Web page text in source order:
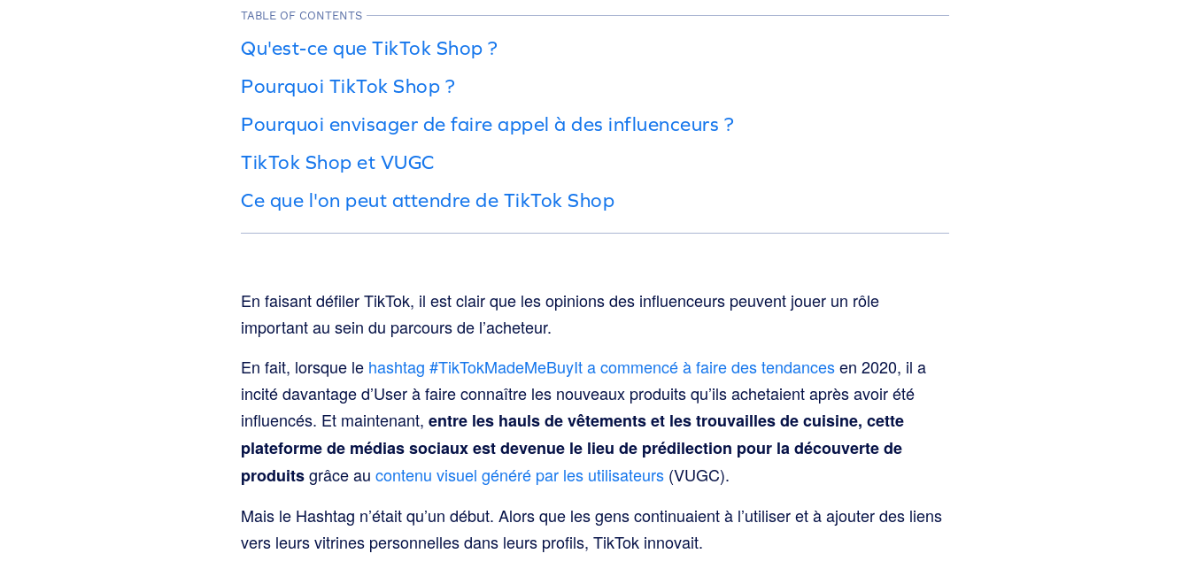
TABLE OF CONTENTS
Qu'est-ce que TikTok Shop ?
Pourquoi TikTok Shop ?
Pourquoi envisager de faire appel à des influenceurs ?
TikTok Shop et VUGC
Ce que l'on peut attendre de TikTok Shop
En faisant défiler TikTok, il est clair que les opinions des influenceurs peuvent jouer un rôle
important au sein du parcours de l’acheteur.
En fait, lorsque le hashtag #TikTokMadeMeBuyIt a commencé à faire des tendancesen 2020, il a
incité davantage d’User à faire connaître les nouveaux produits qu’ils achetaient après avoir été
influencés. Et maintenant, entre les hauls de vêtements et les trouvailles de cuisine, cette
plateforme de médias sociaux est devenue le lieu de prédilection pour la découverte de
produitsgrâce au contenu visuel généré par les utilisateurs (VUGC).
Mais le Hashtag n’était qu’un début. Alors que les gens continuaient à l’utiliser et à ajouter des liens
vers leurs vitrines personnelles dans leurs profils, TikTok innovait.